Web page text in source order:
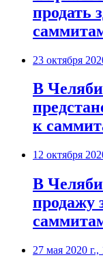
продать
23 октября
В
к
12 октября
​В
продажу
27 мая 2020 г.,